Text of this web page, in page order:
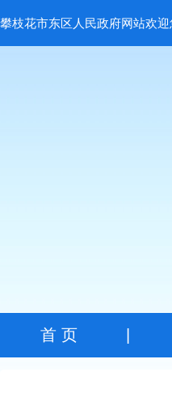
攀枝花市东区人民政府网站欢
首 页